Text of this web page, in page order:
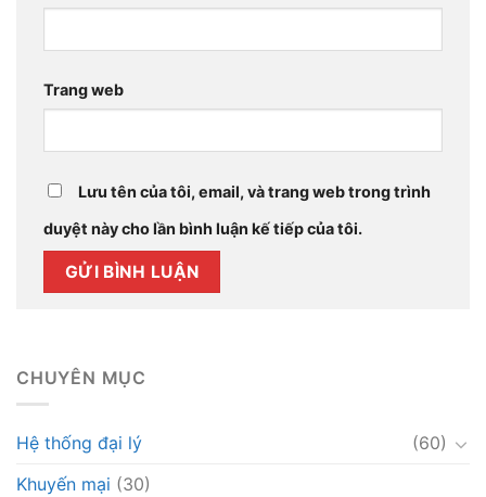
Trang web
Lưu tên của tôi, email, và trang web trong trình
duyệt này cho lần bình luận kế tiếp của tôi.
CHUYÊN MỤC
Hệ thống đại lý
(60)
Khuyến mại (30)